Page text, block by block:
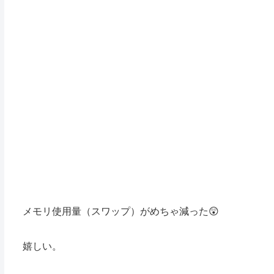
メモリ使用量（スワップ）がめちゃ減った😲
嬉しい。